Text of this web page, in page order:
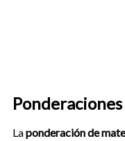
Ponderaciones
Laponderación de